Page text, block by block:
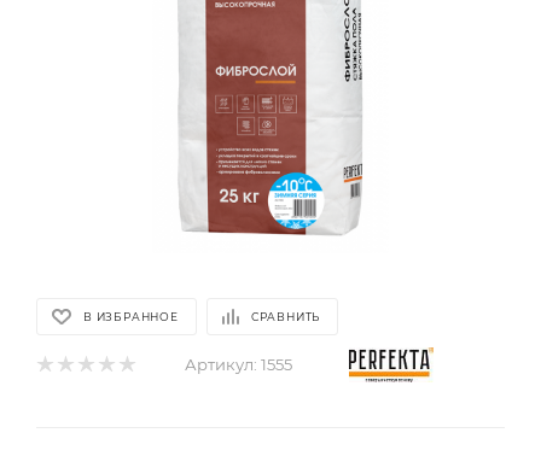
В ИЗБРАННОЕ СРАВНИТЬ
Артикул: 1555